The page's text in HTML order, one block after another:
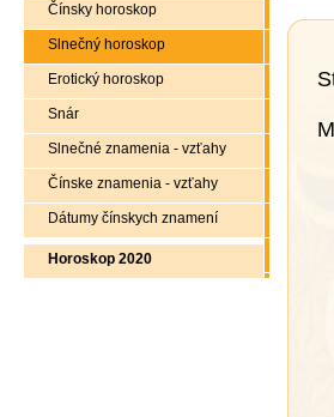
Čínsky horoskop
Slnečný horoskop
Erotický horoskop
Snár
Slnečné znamenia - vzťahy
Čínske znamenia - vzťahy
Dátumy čínskych znamení
Horoskop 2020